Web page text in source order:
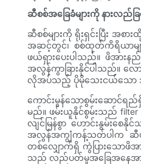
ဆီစစ်အခြေခံများကို နားလည်
ဆီစစ်များကို ရိုးရှင်းပြီး အစ
အဆင့်တွင်၊ စစ်ထုတ်ကိရိယာများ
ဖယ်ရှားပေးပါသည်။ ဖိအား
အလွန်ကွာခြားနိုင်ပါသည်။ လေ
လိုအပ်သည့် ပိုမိုသေးငယ်သော အမှု
ကောင်းမွန်သောစွမ်းဆောင်ရ
မည်။ ဖမ်းယူနိုင်စွမ်းသည် filter
လျင်မြန်စွာ ဟောင်းနွမ်းစ
အလွန်အကျွံကန့်သတ်ပါက ဆီပန့်
တစ်လျှောက်ရှိ ကွဲပြားသောဖိအ
သည် လည်ပတ်မှုအခြေအနေအားလုံ